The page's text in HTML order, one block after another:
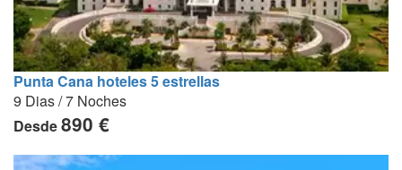
Punta Cana hoteles 5 estrellas
9 Dias / 7 Noches
Desde890 €